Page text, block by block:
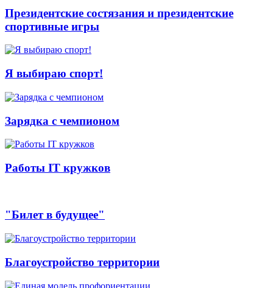
Президентские состязания и президентские
спортивные игры
Я выбираю спорт!
Зарядка с чемпионом
Работы IT кружков
"Билет в будущее"
Благоустройство территории